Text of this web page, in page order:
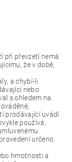
při převzetí nemá
že v době,
a chybí-li
nebo
s ohledem na
prodávající uvádí
používá,
určeno
hmotnosti a